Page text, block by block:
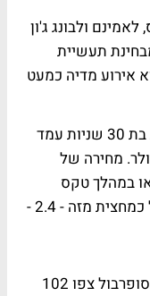
ולבונג ג'ון
תעשיית
אירוע מדיה כמעט
בסופרבול שוויה של משבצת פרסומת בת 30 שניות עמד
של 5.6 מיליון דולר. מחירה של
לפני או במהלך טקס
האוסקר (ששודר ברשת ABC) עמד על כמחצית מזה - 2.4 -
מדובר בתמחור הגיוני נוכח העובדה שבסופרבול צפו 102